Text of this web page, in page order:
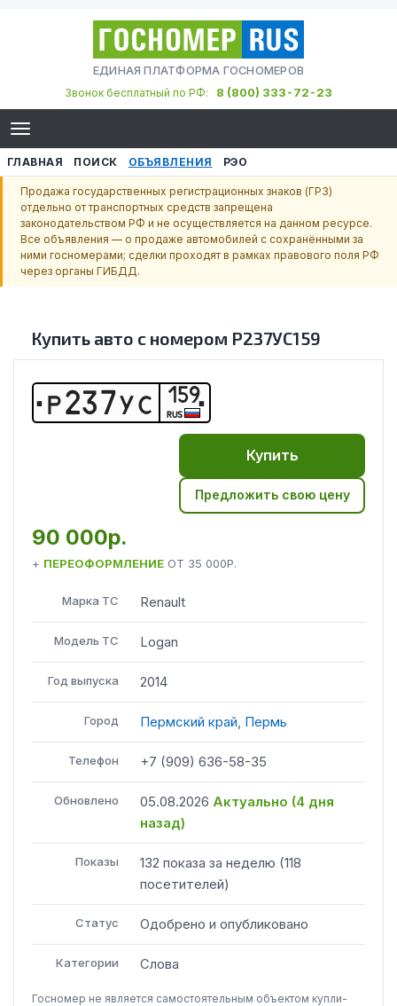
ЕДИНАЯ ПЛАТФОРМА ГОСНОМЕРОВ
Звонок бесплатный по РФ:
8 (800) 333-72-23
ГЛАВНАЯ ПОИСК ОБЪЯВЛЕНИЯ РЭО
Продажа государственных регистрационных знаков (ГРЗ)
отдельно от транспортных средств запрещена
законодательством РФ и не осуществляется на данном ресурсе.
Все объявления — о продаже автомобилей с сохранёнными за
ними госномерами; сделки проходят в рамках правового поля РФ
через органы ГИБДД.
Купить авто с номером Р237УС159
Р237УС 159
RUS
Купить
Предложить свою цену
90 000р.
+ ПЕРЕОФОРМЛЕНИЕ ОТ 35 000Р.
Марка ТС Renault
Модель ТС Logan
Год выпуска 2014
Город Пермский край Пермь
Телефон +7 (909) 636-58-35
Обновлено 05.08.2026 Актуально (4 дня
назад)
Показы 132 показа за неделю (118
посетителей)
Статус Одобрено и опубликовано
Категории Слова
Госномер не является самостоятельным объектом купли-